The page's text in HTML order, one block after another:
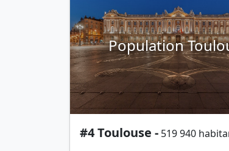
Population
#4 Toulouse - 519 940